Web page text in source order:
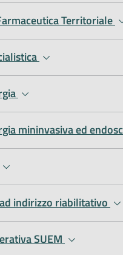
Territoriale
mininvasiva ed
indirizzo riabilitativo
SUEM